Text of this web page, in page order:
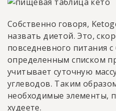
Собственно говоря,
назвать диетой. Это,
повседневного питания
определенным списком
учитывает суточную
углеводов. Таким
необходимые элементы,
худеете.